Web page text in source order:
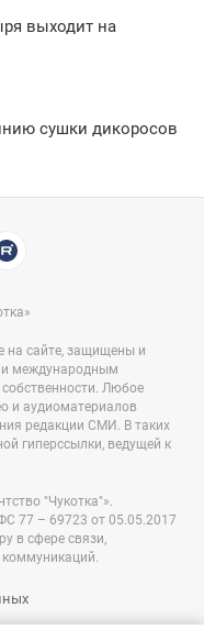
выходит на
сушки дикоросов
на сайте, защищены и
и международным
Любое
и аудиоматериалов
редакции СМИ. В таких
гиперссылки, ведущей к
"Чукотка"».
77 – 69723 от 05.05.2017
в сфере связи,